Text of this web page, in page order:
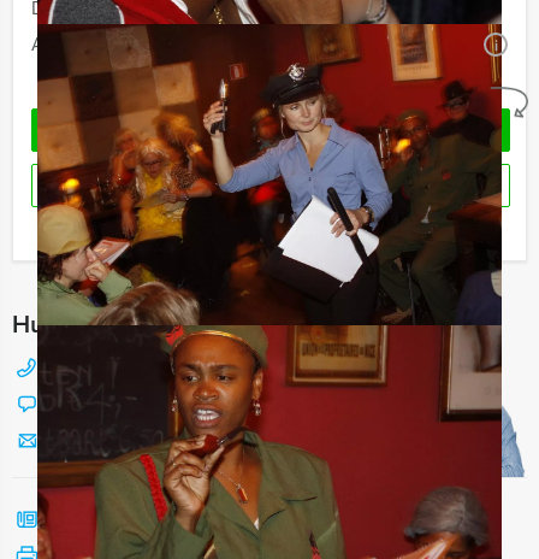
Duur:
4 uur
Aantal:
Minimaal 10 personen i
Geheel vrijblijvend
OFFERTE AANVRAGEN
RESERVEREN
Ik heb een vraag over dit uitje
Hulp nodig bij het kiezen?
088 428 81 17
Chat met Jeroen
Stuur ons een mailtje
Bel mij terug